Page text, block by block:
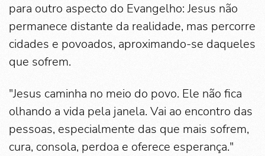
para outro aspecto do Evangelho: Jesus não
permanece distante da realidade, mas percorre
cidades e povoados, aproximando-se daqueles
que sofrem.
"Jesus caminha no meio do povo. Ele não fica
olhando a vida pela janela. Vai ao encontro das
pessoas, especialmente das que mais sofrem,
cura, consola, perdoa e oferece esperança."